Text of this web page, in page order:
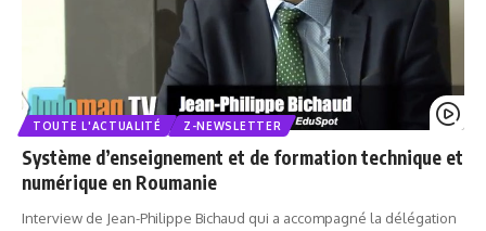
TOUTE L'ACTUALITÉ Z-NEWSLETTER
Système d’enseignement et de formation technique et
numérique en Roumanie
Interview de Jean-Philippe Bichaud qui a accompagné la délégation